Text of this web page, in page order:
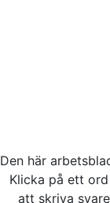
Den här
Klicka på ett
att skriva